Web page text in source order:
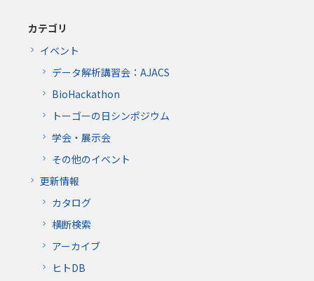
カテゴリ
イベント
データ解析講習会：AJACS
BioHackathon
トーゴーの日シンポジウム
学会・展示会
その他のイベント
更新情報
カタログ
横断検索
アーカイブ
ヒトDB